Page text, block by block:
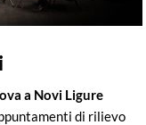
a Novi Ligure
di rilievo